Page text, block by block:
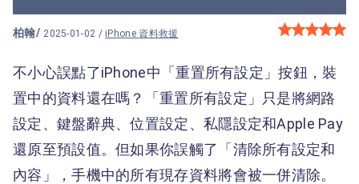
柏翰/ 2025-01-02 / iPhone 資料救援
不小心誤點了iPhone中「重置所有設定」按鈕，裝
置中的資料還在嗎？「重置所有設定」只是將網路
設定、鍵盤辭典、位置設定、私隱設定和Apple Pay
還原至預設值。但如果你誤觸了「清除所有設定和
內容」，手機中的所有現存資料將會被一併清除。